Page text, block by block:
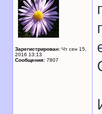
Зарегистрирован: Чт сен 15,
2016 13:13
Сообщения: 7807